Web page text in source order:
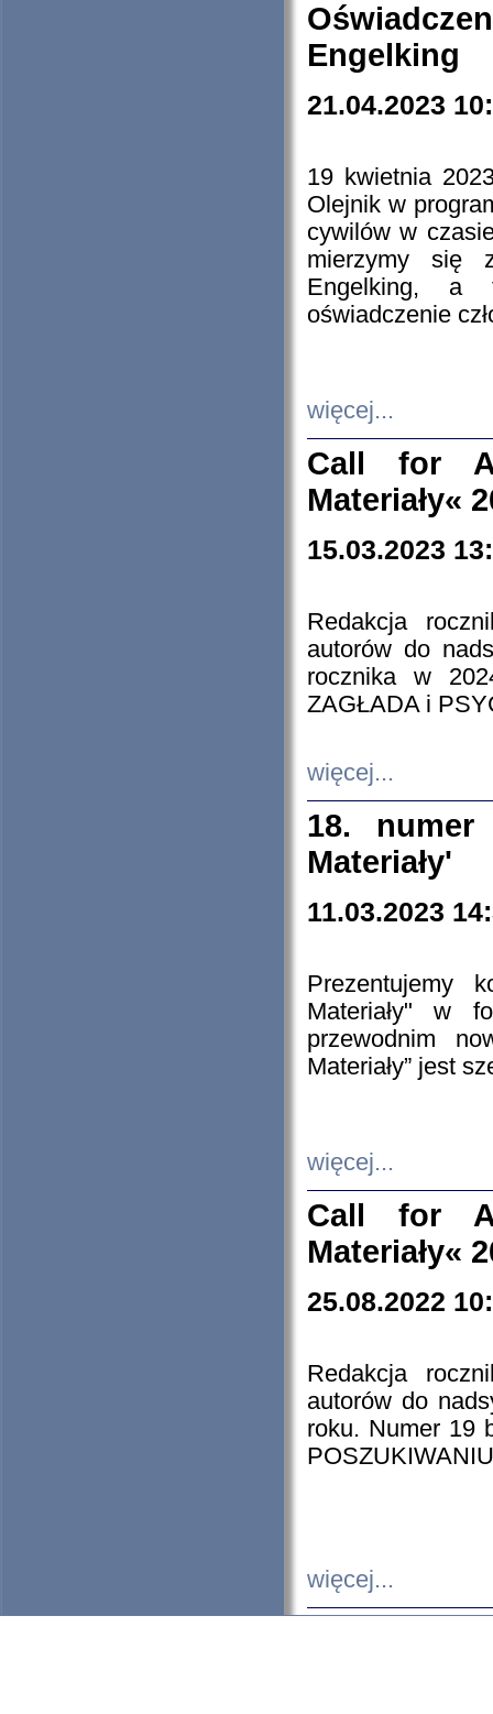
Engelking
21.04.2023
19 kwietnia
Olejnik w
cywilów w
mierzymy się
Engelking, a
oświadczenie
więcej...
Call for
Materiały«
15.03.2023
Redakcja
autorów do
rocznika w
ZAGŁADA i
więcej...
18. numer
Materiały'
11.03.2023
Prezentujemy
Materiały" w
przewodnim
Materiały” jest
więcej...
Call for
Materiały«
25.08.2022
Redakcja
autorów do
roku. Numer 19
więcej...